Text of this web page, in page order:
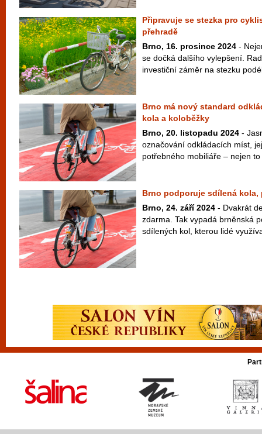
Připravuje se stezka pro
přehradě
Brno, 16. prosince 2024 -
se dočká dalšího vylepšení.
investiční záměr na stezku
Brno má nový standard
kola a koloběžky
Brno, 20. listopadu 2024 -
označování odkládacích míst,
potřebného mobiliáře – nejen
Brno podporuje sdílená kola,
Brno, 24. září 2024 - Dvakrát
zdarma. Tak vypadá brněnská
sdílených kol, kterou lidé